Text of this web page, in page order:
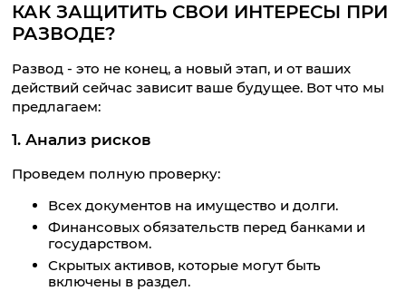
КАК ЗАЩИТИТЬ СВОИ ИНТЕРЕСЫ ПРИ
РАЗВОДЕ?
Развод - это не конец, а новый этап, и от ваших
действий сейчас зависит ваше будущее. Вот что мы
предлагаем:
1. Анализ рисков
Проведем полную проверку:
Всех документов на имущество и долги.
Финансовых обязательств перед банками и
государством.
Скрытых активов, которые могут быть
включены в раздел.